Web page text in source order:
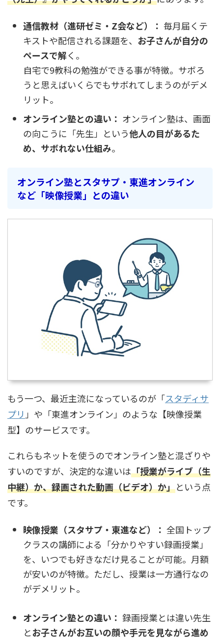
通信教材（進研ゼミ・Z会など）： 毎月届くテ
キストや配信される課題を、 お子さんが自分の
ペースで解く。
自宅で9教科の勉強ができる事が特徴。サボろ
うと思えばいくらでもサボれてしまうのがデメ
リット。
オンライン塾との違い： オンライン塾は、画面
の向こうに「先生」という他人の目があるた
め、サボれない仕組み。
オンライン塾とスタサプ・東進オンライン
など「映像授業」との違い
もう一つ、最近主流になっているのが「スタディサ
プリ 」や「東進オンライン」のような【映像授業
型】のサービスです。
これらもネットを使うのでオンライン塾と混ざりや
すいのですが、決定的な違いは「授業がライブ（生
中継）か、録画された動画（ビデオ）か」という点
です。
映像授業（スタサプ・東進など）： 全国トップ
クラスの講師による「分かりやすい録画授業」
を、いつでも好きなだけ見ることが可能。月額
が安いのが特徴。ただし、授業は一方通行なの
がデメリット。
オンライン塾との違い： 録画授業とは違い先生
とお子さんがお互いの顔や手元を見ながら進め